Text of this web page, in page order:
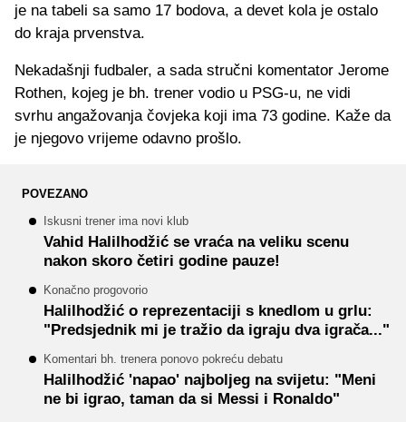
je na tabeli sa samo 17 bodova, a devet kola je ostalo
do kraja prvenstva.
Nekadašnji fudbaler, a sada stručni komentator Jerome
Rothen, kojeg je bh. trener vodio u PSG-u, ne vidi
svrhu angažovanja čovjeka koji ima 73 godine. Kaže da
je njegovo vrijeme odavno prošlo.
POVEZANO
Iskusni trener ima novi klub
Vahid Halilhodžić se vraća na veliku scenu
nakon skoro četiri godine pauze!
Konačno progovorio
Halilhodžić o reprezentaciji s knedlom u grlu:
"Predsjednik mi je tražio da igraju dva igrača..."
Komentari bh. trenera ponovo pokreću debatu
Halilhodžić 'napao' najboljeg na svijetu: "Meni
ne bi igrao, taman da si Messi i Ronaldo"